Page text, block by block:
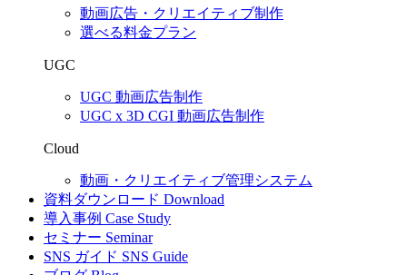
動画広告・クリエイティブ制作
選べる料金プラン
UGC
UGC 動画広告制作
UGC x 3D CGI 動画広告制作
Cloud
動画・クリエイティブ管理システム
資料ダウンロード Download
導入事例 Case Study
セミナー Seminar
SNS ガイド SNS Guide